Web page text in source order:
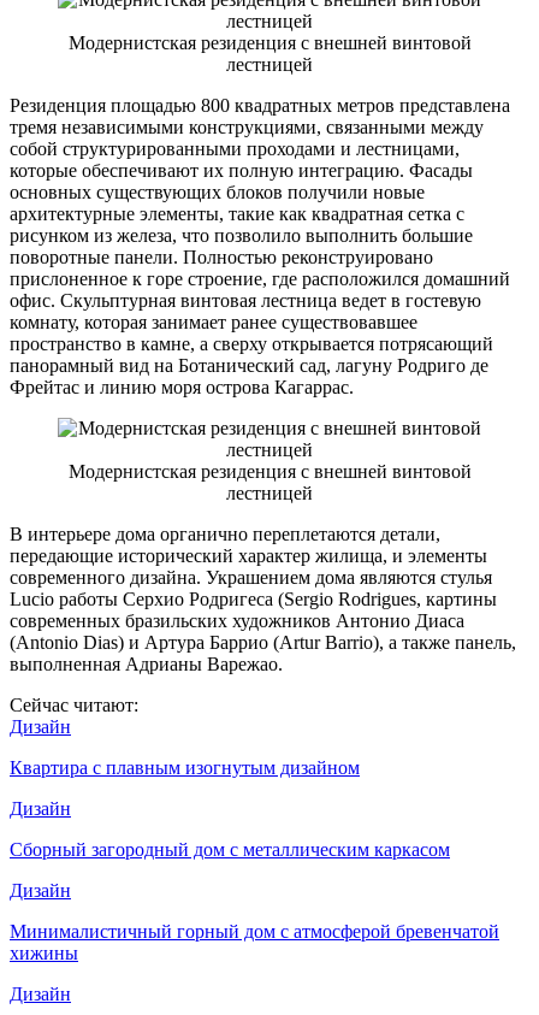
Модернистская резиденция с внешней винтовой
лестницей
Резиденция площадью 800 квадратных метров представлена
тремя независимыми конструкциями, связанными между
собой структурированными проходами и лестницами,
которые обеспечивают их полную интеграцию. Фасады
основных существующих блоков получили новые
архитектурные элементы, такие как квадратная сетка с
рисунком из железа, что позволило выполнить большие
поворотные панели. Полностью реконструировано
прислоненное к горе строение, где расположился домашний
офис. Скульптурная винтовая лестница ведет в гостевую
комнату, которая занимает ранее существовавшее
пространство в камне, а сверху открывается потрясающий
панорамный вид на Ботанический сад, лагуну Родриго де
Фрейтас и линию моря острова Кагаррас.
Модернистская резиденция с внешней винтовой
лестницей
В интерьере дома органично переплетаются детали,
передающие исторический характер жилища, и элементы
современного дизайна. Украшением дома являются стулья
Lucio работы Серхио Родригеса (Sergio Rodrigues, картины
современных бразильских художников Антонио Диаса
(Antonio Dias) и Артура Баррио (Artur Barrio), а также панель,
выполненная Адрианы Варежао.
Сейчас читают:
Дизайн
Квартира с плавным изогнутым дизайном
Дизайн
Сборный загородный дом с металлическим каркасом
Дизайн
Минималистичный горный дом с атмосферой бревенчатой
хижины
Дизайн